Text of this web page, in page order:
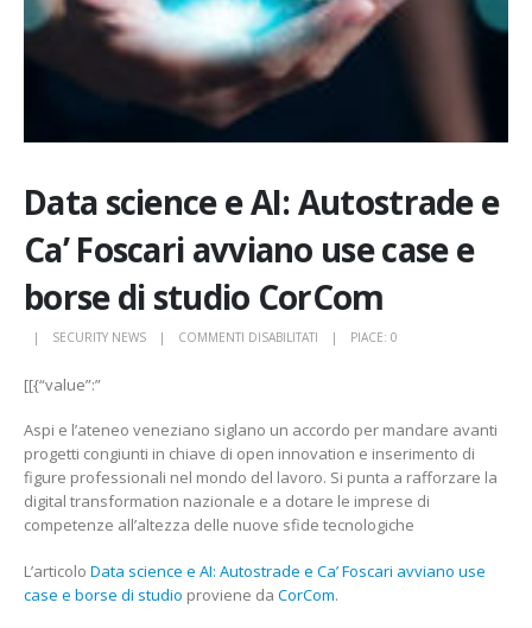
Data science e AI: Autostrade e
Ca’ Foscari avviano use case e
borse di studio CorCom
SECURITY NEWS COMMENTI DISABILITATI
AI:
AUTOSTRADE
E
CA’
FOSCARI
USE
CASE
PIACE: 0
[[{“value”:”
Aspi e l’ateneo veneziano siglano un accordo per mandare avanti
progetti congiunti in chiave di open innovation e inserimento di
figure professionali nel mondo del lavoro. Si punta a rafforzare la
digital transformation nazionale e a dotare le imprese di
competenze all’altezza delle nuove sfide tecnologiche
L’articolo Data science e AI: Autostrade e Ca’ Foscari avviano use
case e borse di studio proviene da CorCom.